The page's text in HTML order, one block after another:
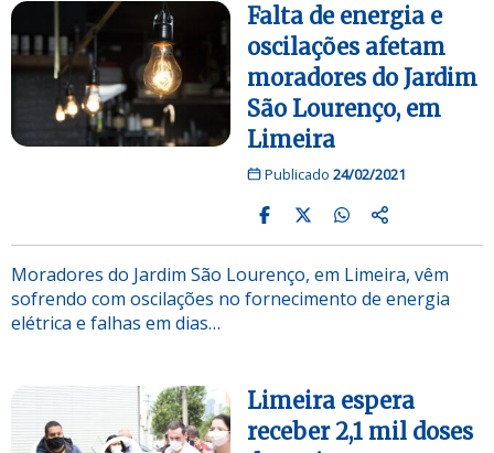
Falta de energia e
oscilações afetam
moradores do Jardim
São Lourenço, em
Limeira
Publicado 24/02/2021
Moradores do Jardim São Lourenço, em Limeira, vêm
sofrendo com oscilações no fornecimento de energia
elétrica e falhas em dias…
Limeira espera
receber 2,1 mil doses